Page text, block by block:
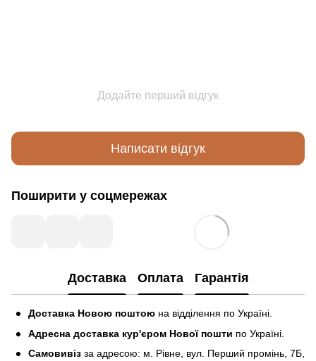
Додайте перший відгук
Написати відгук
Поширити у соцмережах
Доставка Оплата Гарантія
Доставка Новою поштою на відділення по Україні.
Адресна доставка кур'єром Нової пошти по Україні.
Самовивіз за адресою: м. Рівне, вул. Перший промінь, 7Б,